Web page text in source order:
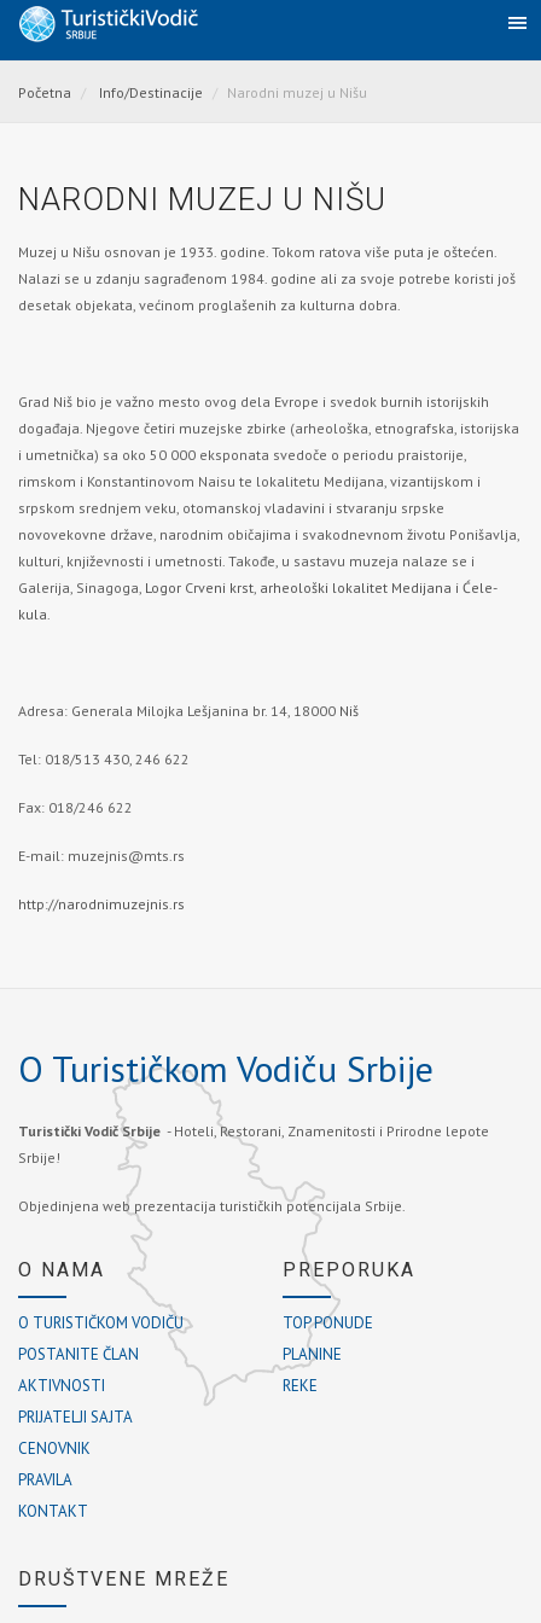
Početna Info/Destinacije Narodni muzej u Nišu
NARODNI MUZEJ U NIŠU
Muzej u Nišu osnovan je 1933. godine. Tokom ratova više puta je oštećen.
Nalazi se u zdanju sagrađenom 1984. godine ali za svoje potrebe koristi još
desetak objekata, većinom proglašenih za kulturna dobra.
Grad Niš bio je važno mesto ovog dela Evrope i svedok burnih istorijskih
događaja. Njegove četiri muzejske zbirke (arheološka, etnografska, istorijska
i umetnička) sa oko 50 000 eksponata svedoče o periodu praistorije,
rimskom i Konstantinovom Naisu te lokalitetu Medijana, vizantijskom i
srpskom srednjem veku, otomanskoj vladavini i stvaranju srpske
novovekovne države, narodnim običajima i svakodnevnom životu Ponišavlja,
kulturi, književnosti i umetnosti. Takođe, u sastavu muzeja nalaze se i
Galerija, Sinagoga, Logor Crveni krst, arheološki lokalitet Medijana i Ćele-
kula.
Adresa: Generala Milojka Lešjanina br. 14, 18000 Niš
Tel: 018/513 430, 246 622
Fax: 018/246 622
E-mail: muzejnis@mts.rs
http://narodnimuzejnis.rs
O Turističkom Vodiču Srbije
Turistički Vodič Srbije - Hoteli, Restorani, Znamenitosti i Prirodne lepote
Srbije!
Objedinjena web prezentacija turističkih potencijala Srbije.
O NAMA
O TURISTIČKOM VODIČU
POSTANITE ČLAN
AKTIVNOSTI
PRIJATELJI SAJTA
CENOVNIK
PRAVILA
KONTAKT
PREPORUKA
TOP PONUDE
PLANINE
REKE
DRUŠTVENE MREŽE